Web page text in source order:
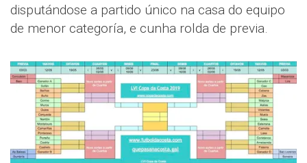
disputándose a partido único na casa do equipo
de menor categoría, e cunha rolda de previa.